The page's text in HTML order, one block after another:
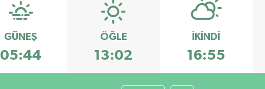
GÜNEŞ
05:44
ÖĞLE
13:02
İKINDI
16:55